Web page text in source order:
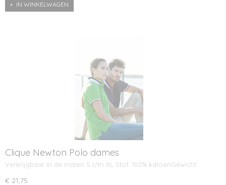
IN WINKELWAGEN
Clique Newton Polo dames
Verkrijgbaar in de maten S t/m XL Stof: 100% katoenGewicht:…
€ 21,75